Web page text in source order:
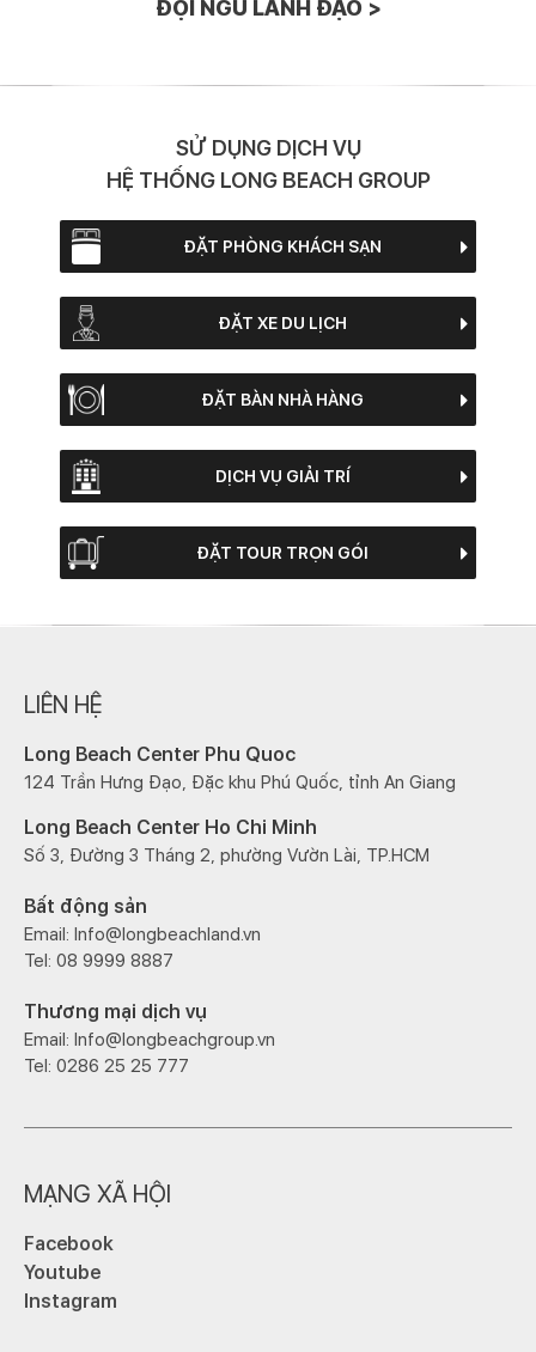
ĐỘI NGŨ LÃNH ĐẠO >
SỬ DỤNG DỊCH VỤ
HỆ THỐNG LONG BEACH GROUP
ĐẶT PHÒNG KHÁCH SẠN
ĐẶT XE DU LỊCH
ĐẶT BÀN NHÀ HÀNG
DỊCH VỤ GIẢI TRÍ
ĐẶT TOUR TRỌN GÓI
LIÊN HỆ
Long Beach Center Phu Quoc
124 Trần Hưng Đạo, Đặc khu Phú Quốc, tỉnh An Giang
Long Beach Center Ho Chi Minh
Số 3, Đường 3 Tháng 2, phường Vườn Lài, TP.HCM
Bất động sản
Email: Info@longbeachland.vn
Tel: 08 9999 8887
Thương mại dịch vụ
Email: Info@longbeachgroup.vn
Tel: 0286 25 25 777
MẠNG XÃ HỘI
Facebook
Youtube
Instagram